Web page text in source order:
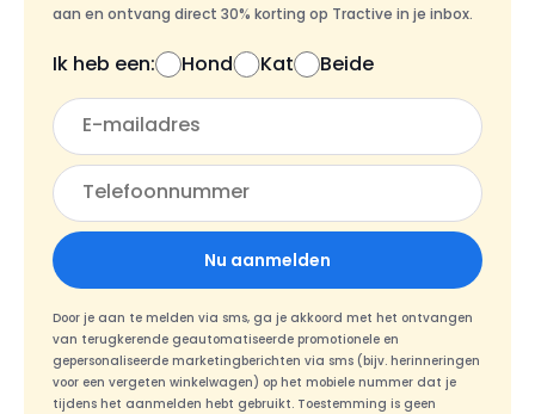
aan en ontvang direct 30% korting op Tractive in je inbox.
Ik heb een: Hond Kat Beide
Nu aanmelden
Door je aan te melden via sms, ga je akkoord met het ontvangen
van terugkerende geautomatiseerde promotionele en
gepersonaliseerde marketingberichten via sms (bijv. herinneringen
voor een vergeten winkelwagen) op het mobiele nummer dat je
tijdens het aanmelden hebt gebruikt. Toestemming is geen